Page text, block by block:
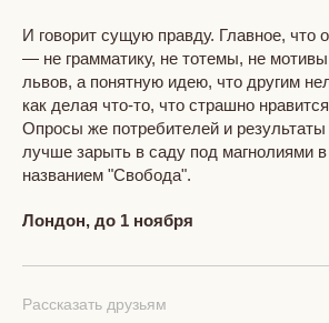
И говорит сущую правду. Главное, что
— не грамматику, не тотемы, не
львов, а понятную идею, что другим
как делая что-то, что страшно
Опросы же потребителей и результаты
лучше зарыть в саду под магнолиями в
названием "Свобода".
Лондон, до 1 ноября
Рассказать друзьям